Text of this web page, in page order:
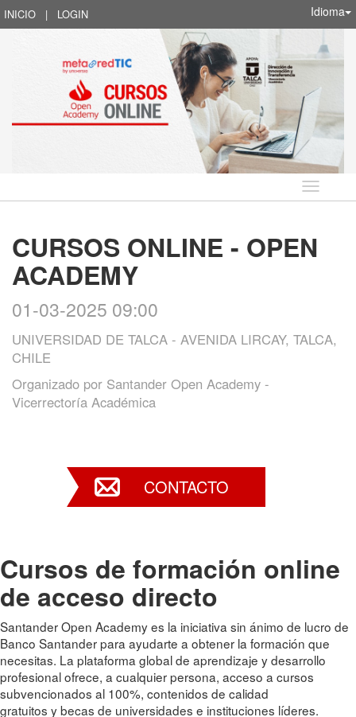
INICIO | LOGIN Idioma
Idioma
CURSOS ONLINE - OPEN
ACADEMY
01-03-2025 09:00
UNIVERSIDAD DE TALCA - AVENIDA LIRCAY, TALCA,
CHILE
Organizado por Santander Open Academy -
Vicerrectoría Académica
CONTACTO
Cursos de formación online
de acceso directo
Santander Open Academy es la iniciativa sin ánimo de lucro de
Banco Santander para ayudarte a obtener la formación que
necesitas. La plataforma global de aprendizaje y desarrollo
profesional ofrece, a cualquier persona, acceso a cursos
subvencionados al 100%, contenidos de calidad
gratuitos y becas de universidades e instituciones líderes.